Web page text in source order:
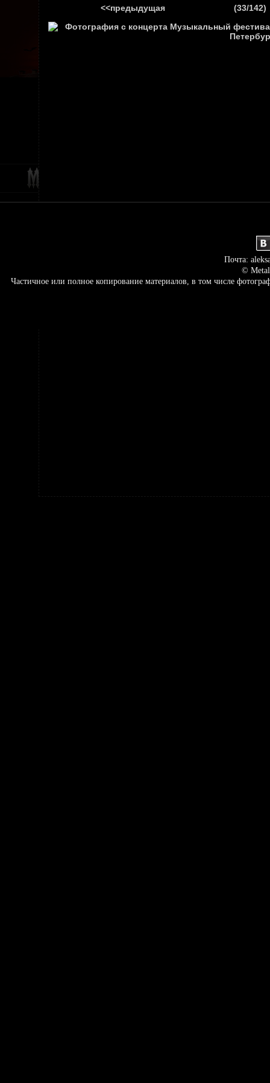
<<предыдущая (33/142)
Почта:
©
Частичное или полное копирование материалов, в том числе